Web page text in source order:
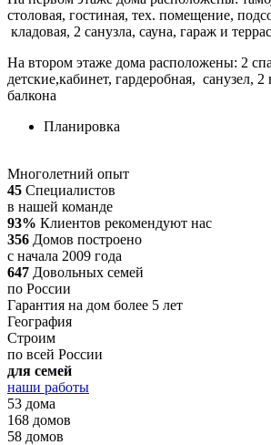
столовая, гостиная, тех. помещение,
кладовая, 2 санузла, сауна, гараж и
На втором этаже дома расположены: 2
детские,кабинет, гардеробная, санузел,
балкона
Планировка
Многолетний опыт
45 Специалистов
в нашей команде
93% Клиентов рекомендуют нас
356 Домов построено
с начала 2009 года
647 Довольных семей
по России
Гарантия на дом более 5 лет
География
Строим
по всей России
для семей
наши работы
53 дома
168 домов
58 домов